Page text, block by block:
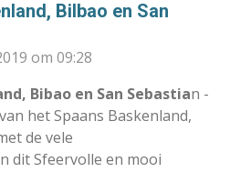
Bilbao en San
om 09:28
Bibao en San Sebastian -
het Spaans Baskenland,
de vele
dit Sfeervolle en mooi